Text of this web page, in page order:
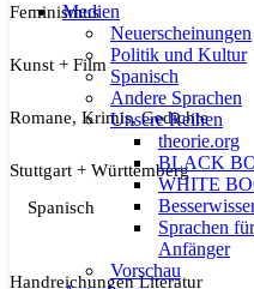
Medien
Neuerscheinungen
Politik und Kultur
Spanisch
Andere Sprachen
Unsere Reihen
theorie.org
BLACK
WHITE
Sprachen
Anfänger
Vorschau
Feminismus
Kunst + Film
Romane, Krimis, Gedichte
Stuttgart + Württemberg
Spanisch
Handreichungen Literatur